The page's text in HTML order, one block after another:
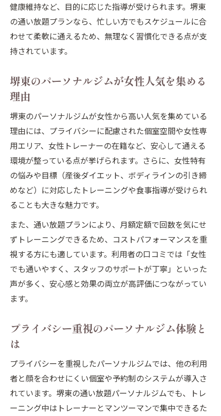
実体験から見るパーソナルジムの効果的な
活用例
口コミで選ぶパーソナルジムの安心ポイン
ト
ボディメイクで成果実感を高めるサポート
パーソナルジムが堺市で通いやすい理由を
解説
女性が安心して通えるパーソナルジムの条
アクセス性抜群のパーソナルジム選び方
生活スタイルに合うパーソナルジムの活用
大阪ジムパーソナルで続けやすさを実感
なぜパーソナルジムが継続しやすいのか
パーソナルジムが続けやすい理由を徹底解
説
パーソナルジムのサポート体制が継続を後
通い放題パーソナルジムがリバウンド防止
に有効
女性専用パーソナルジムが人気な背景とは
ボディメイク成功を支えるジム活用術
健康維持など、目的に応じた指導が受けられます。堺東
の通い放題プランなら、忙しい方でもスケジュールに合
わせて柔軟に通えるため、無理なく習慣化できる点が支
持されています。
堺東のパーソナルジムが女性人気を集める
理由
堺東のパーソナルジムが女性から高い人気を集めている
理由には、プライバシーに配慮された個室空間や女性専
用エリア、女性トレーナーの在籍など、安心して通える
環境が整っている点が挙げられます。さらに、女性特有
の悩みや目標（産後ダイエット、ボディラインの引き締
めなど）に対応したトレーニングや食事指導が受けられ
ることも大きな魅力です。
また、通い放題プランにより、月額定額で回数を気にせ
ずトレーニングできるため、コストパフォーマンスを重
視する方にも適しています。利用者の口コミでは「女性
でも通いやすく、スタッフのサポートが丁寧」といった
声が多く、安心感と効果の両立が高評価につながってい
ます。
プライバシー重視のパーソナルジム体験と
は
プライバシーを重視したパーソナルジムでは、他の利用
者と顔を合わせにくい個室や予約制のシステムが導入さ
れています。堺東の通い放題パーソナルジムでも、トレ
ーニング中はトレーナーとマンツーマンで集中できるた